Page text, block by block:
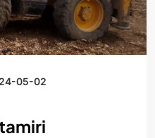
05-02